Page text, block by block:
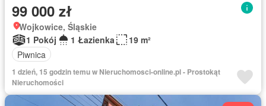
99 000 zł
Wojkowice, Śląskie
1 Pokój
1 Łazienka
19 m²
Piwnica
1 dzień, 15 godzin temu w Nieruchomosci-online.pl - Prostokąt
Nieruchomości